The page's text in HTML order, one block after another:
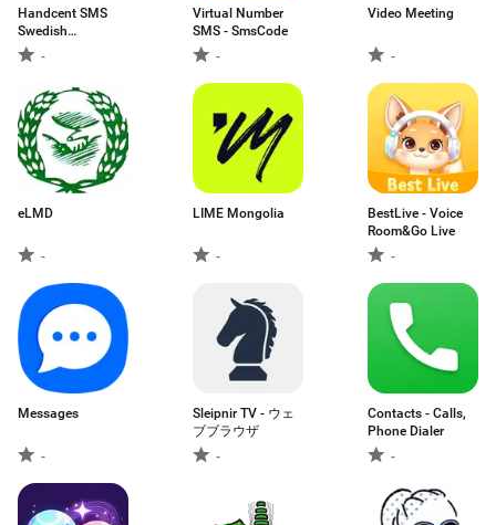
Handcent SMS
Swedish
Language
-
Virtual Number
SMS - SmsCode
-
Video Meeting
-
eLMD
-
LIME Mongolia
-
BestLive - Voice
Room&Go Live
-
Messages
-
Sleipnir TV - ウェ
ブブラウザ
-
Contacts - Calls,
Phone Dialer
-